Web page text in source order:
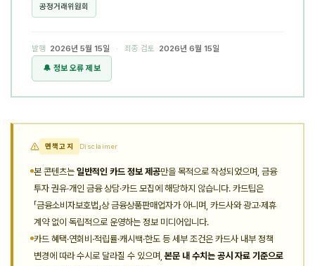
공정거래위원회
발행 2026년 5월 15일 · 최종 검토
2026년 6월 15일
🔔 정보 오류 제보
면책고지 Disclaimer
본 콘텐츠는 일반적인 카드 정보 제공만을 목적으로 작성되었으며, 금융
투자 권유·개인 금융 상담·카드 모집에 해당하지 않습니다. 카드팁은
「금융소비자보호법」상 금융상품판매업자가 아니며, 카드사와 광고·제휴
계약 없이 독립적으로 운영하는 정보 미디어입니다.
카드 혜택·연회비·적립률·캐시백·한도 등 세부 조건은 카드사 내부 정책
변경에 따라 수시로 달라질 수 있으며,본문 내 수치는 공시 자료 기준으로